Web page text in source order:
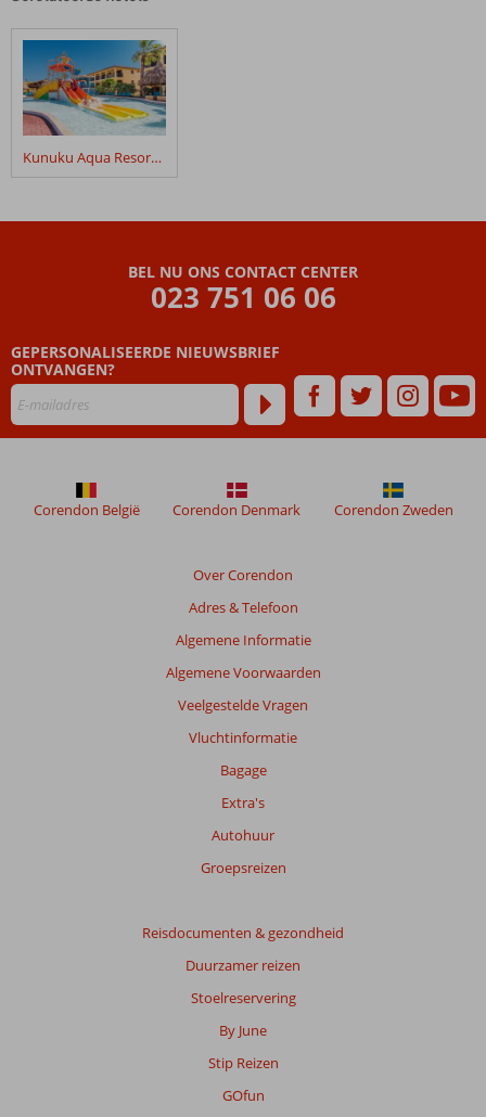
Kunuku Aqua Resort – Trademark Collection by Wyndham
BEL NU ONS CONTACT CENTER
023 751 06 06
GEPERSONALISEERDE NIEUWSBRIEF
ONTVANGEN?
Over Corendon
Adres & Telefoon
Algemene Informatie
Algemene Voorwaarden
Veelgestelde Vragen
Vluchtinformatie
Bagage
Extra's
Autohuur
Groepsreizen
Reisdocumenten & gezondheid
Duurzamer reizen
Stoelreservering
By June
Stip Reizen
GOfun
Corendon België Corendon Denmark Corendon Zweden